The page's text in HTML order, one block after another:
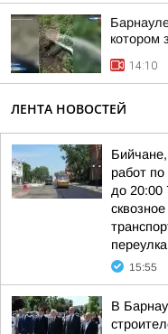
котором
14:10
ЛЕНТА НОВОСТЕЙ
работ
до 20:00
15:55
В